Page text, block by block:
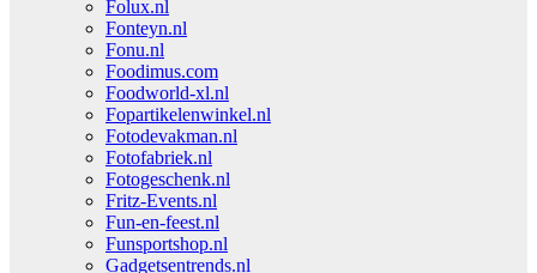
Folux.nl
Fonteyn.nl
Fonu.nl
Foodimus.com
Foodworld-xl.nl
Fopartikelenwinkel.nl
Fotodevakman.nl
Fotofabriek.nl
Fotogeschenk.nl
Fritz-Events.nl
Fun-en-feest.nl
Funsportshop.nl
Gadgetsentrends.nl